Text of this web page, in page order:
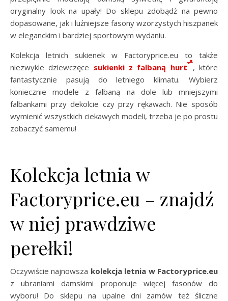
oryginalny look na upały! Do sklepu zdobądź na pewno
dopasowane, jak i luźniejsze fasony wzorzystych hiszpanek
w eleganckim i bardziej sportowym wydaniu.
Kolekcja letnich sukienek w Factoryprice.eu to także
niezwykle dziewczęcesukienki z falbaną hurt
, które
fantastycznie pasują do letniego klimatu. Wybierz
koniecznie modele z falbaną na dole lub mniejszymi
falbankami przy dekolcie czy przy rękawach. Nie sposób
wymienić wszystkich ciekawych modeli, trzeba je po prostu
zobaczyć samemu!
Kolekcja letnia w
Factoryprice.eu – znajdź
w niej prawdziwe
perełki!
Oczywiście najnowsza kolekcja letnia w Factoryprice.eu
z ubraniami damskimi proponuje więcej fasonów do
wyboru! Do sklepu na upalne dni zamów też śliczne